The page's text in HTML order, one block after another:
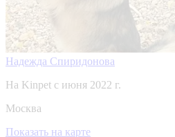
Надежда Спиридонова
На Kinpet c июня 2022 г.
Москва
Показать на карте